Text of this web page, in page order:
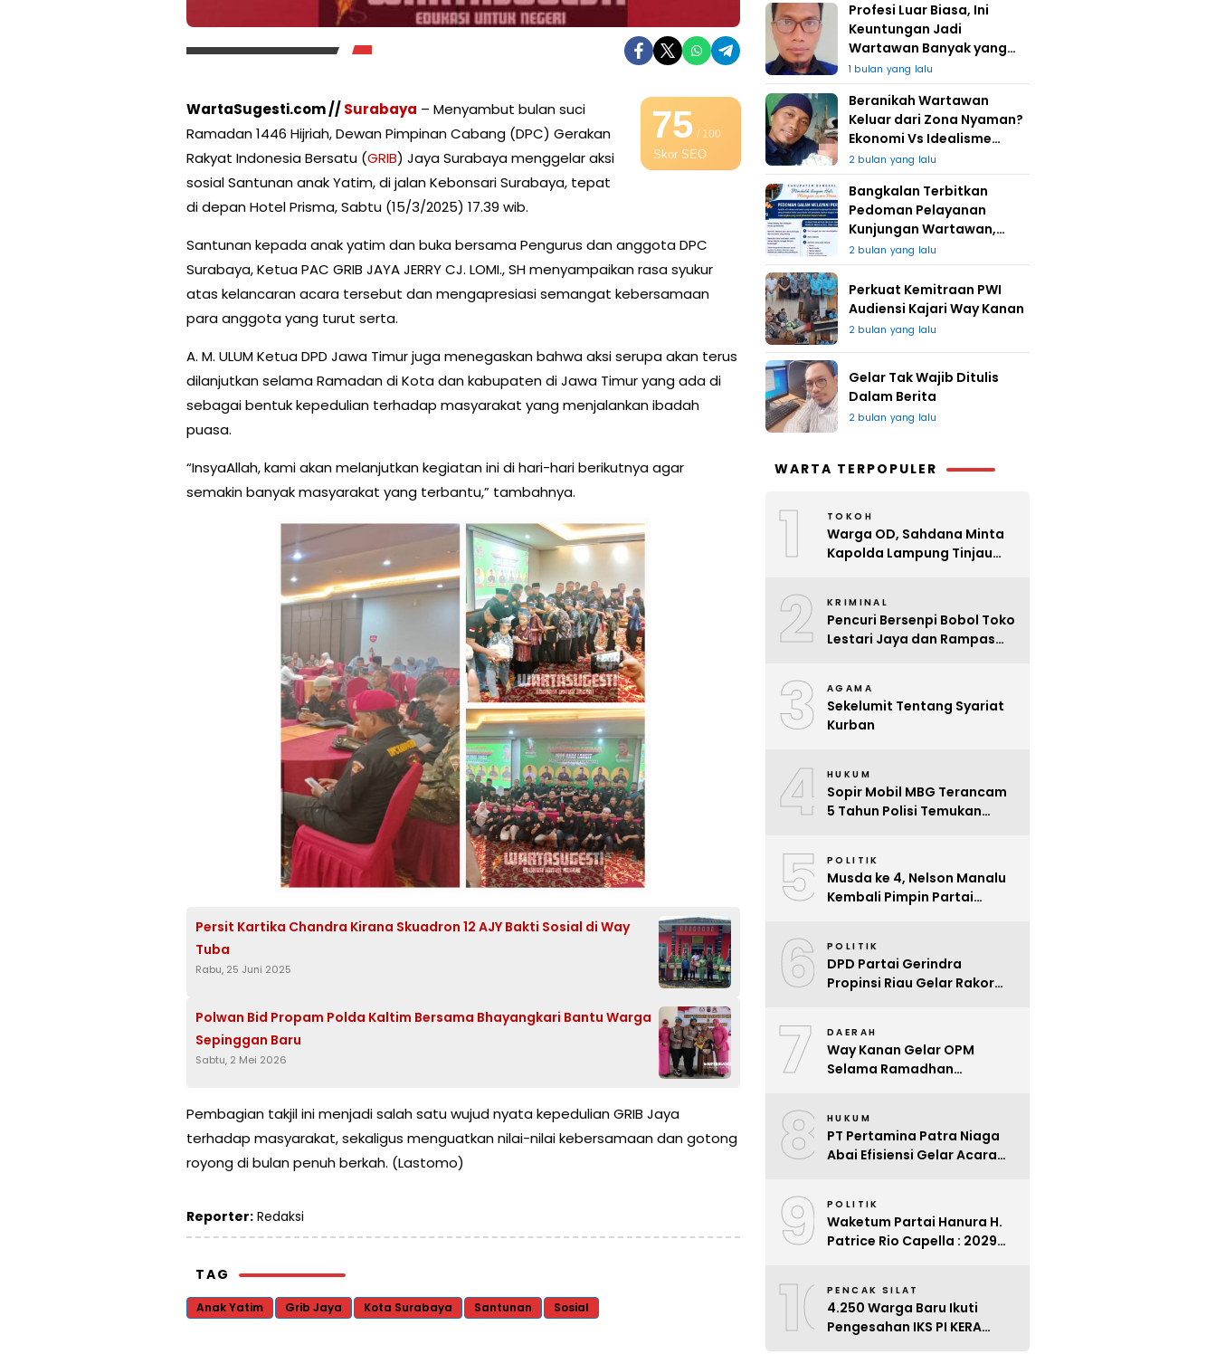
75/ 100
Skor SEO
WartaSugesti.com // Surabaya – Menyambut bulan suci
Ramadan 1446 Hijriah, Dewan Pimpinan Cabang (DPC) Gerakan
Rakyat Indonesia Bersatu (GRIB) Jaya Surabaya menggelar aksi
sosial Santunan anak Yatim, di jalan Kebonsari Surabaya, tepat
di depan Hotel Prisma, Sabtu (15/3/2025) 17.39 wib.
Santunan kepada anak yatim dan buka bersama Pengurus dan anggota DPC
Surabaya, Ketua PAC GRIB JAYA JERRY CJ. LOMI., SH menyampaikan rasa syukur
atas kelancaran acara tersebut dan mengapresiasi semangat kebersamaan
para anggota yang turut serta.
A. M. ULUM Ketua DPD Jawa Timur juga menegaskan bahwa aksi serupa akan terus
dilanjutkan selama Ramadan di Kota dan kabupaten di Jawa Timur yang ada di
sebagai bentuk kepedulian terhadap masyarakat yang menjalankan ibadah
puasa.
“InsyaAllah, kami akan melanjutkan kegiatan ini di hari-hari berikutnya agar
semakin banyak masyarakat yang terbantu,” tambahnya.
Persit Kartika Chandra Kirana Skuadron 12 AJY Bakti Sosial di Way
Tuba
Rabu, 25 Juni 2025
Polwan Bid Propam Polda Kaltim Bersama Bhayangkari Bantu Warga
Sepinggan Baru
Sabtu, 2 Mei 2026
Pembagian takjil ini menjadi salah satu wujud nyata kepedulian GRIB Jaya
terhadap masyarakat, sekaligus menguatkan nilai-nilai kebersamaan dan gotong
royong di bulan penuh berkah. (Lastomo)
Reporter: Redaksi
TAG
Anak Yatim Grib Jaya Kota Surabaya Santunan Sosial
Profesi Luar Biasa, Ini
Keuntungan Jadi
Wartawan Banyak yang
Takut
1 bulan yang lalu
Beranikah Wartawan
Keluar dari Zona Nyaman?
Ekonomi Vs Idealisme
Jurnalistik
2 bulan yang lalu
Bangkalan Terbitkan
Pedoman Pelayanan
Kunjungan Wartawan,
Redaksi : Bagus Jangan
Lari
2 bulan yang lalu
Perkuat Kemitraan PWI
Audiensi Kajari Way Kanan
2 bulan yang lalu
Gelar Tak Wajib Ditulis
Dalam Berita
2 bulan yang lalu
WARTA TERPOPULER
1 TOKOH
Warga OD, Sahdana Minta
Kapolda Lampung Tinjau
2 KRIMINAL
Pencuri Bersenpi Bobol Toko
Lestari Jaya dan Rampas
3 AGAMA
Sekelumit Tentang Syariat
Kurban
4 HUKUM
Sopir Mobil MBG Terancam
5 Tahun Polisi Temukan
5 POLITIK
Musda ke 4, Nelson Manalu
Kembali Pimpin Partai
6 POLITIK
DPD Partai Gerindra
Propinsi Riau Gelar Rakor
7 DAERAH
Way Kanan Gelar OPM
Selama Ramadhan
8 HUKUM
PT Pertamina Patra Niaga
Abai Efisiensi Gelar Acara
9 POLITIK
Waketum Partai Hanura H.
Patrice Rio Capella : 2029
10PENCAK SILAT
4.250 Warga Baru Ikuti
Pengesahan IKS PI KERA